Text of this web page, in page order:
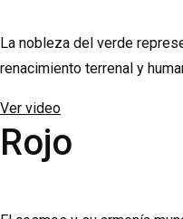
La nobleza del verde
renacimiento terrenal y
Ver video
Rojo